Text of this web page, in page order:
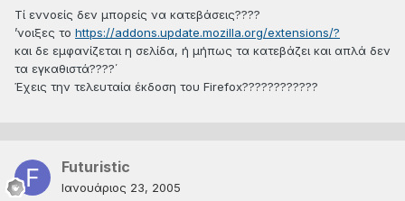
Τί εννοείς δεν μπορείς να κατεβάσεις????
’νοιξες το https://addons.update.mozilla.org/extensions/?
και δε εμφανίζεται η σελίδα, ή μήπως τα κατεβάζει και απλά δεν
τα εγκαθιστά????΄
Έχεις την τελευταία έκδοση του Firefox????????????
Futuristic
Ιανουάριος 23, 2005